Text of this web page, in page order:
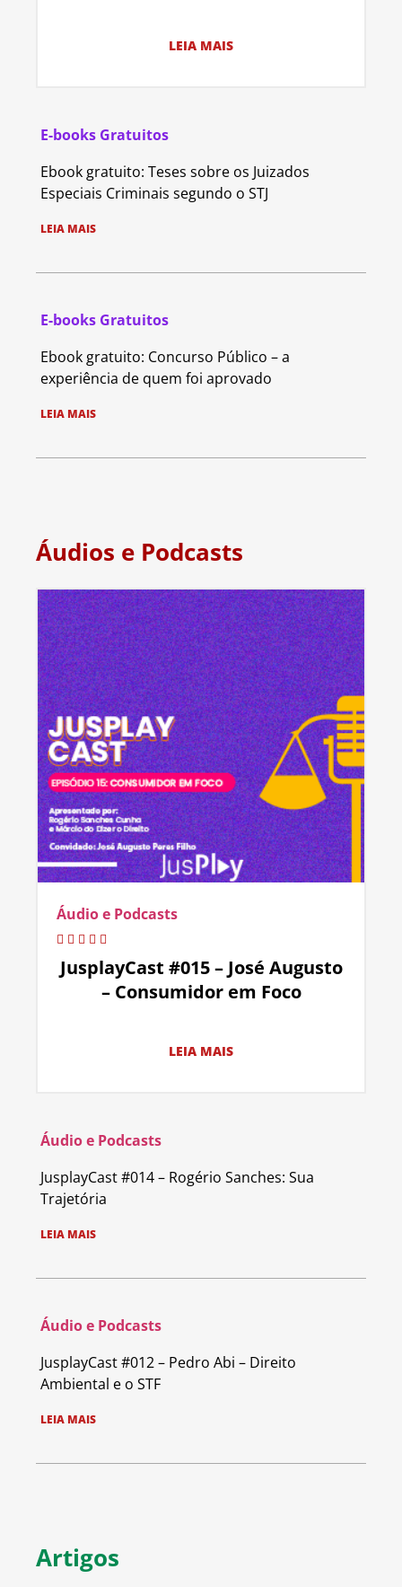
LEIA MAIS
E-books Gratuitos
Ebook gratuito: Teses sobre os Juizados
Especiais Criminais segundo o STJ
LEIA MAIS
E-books Gratuitos
Ebook gratuito: Concurso Público – a
experiência de quem foi aprovado
LEIA MAIS
Áudios e Podcasts
Áudio e Podcasts
JusplayCast #015 – José Augusto
– Consumidor em Foco
LEIA MAIS
Áudio e Podcasts
JusplayCast #014 – Rogério Sanches: Sua
Trajetória
LEIA MAIS
Áudio e Podcasts
JusplayCast #012 – Pedro Abi – Direito
Ambiental e o STF
LEIA MAIS
Artigos